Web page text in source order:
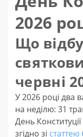
2026
Що
червні
У 2026 році два
на неділю: 31
День
згідно зі